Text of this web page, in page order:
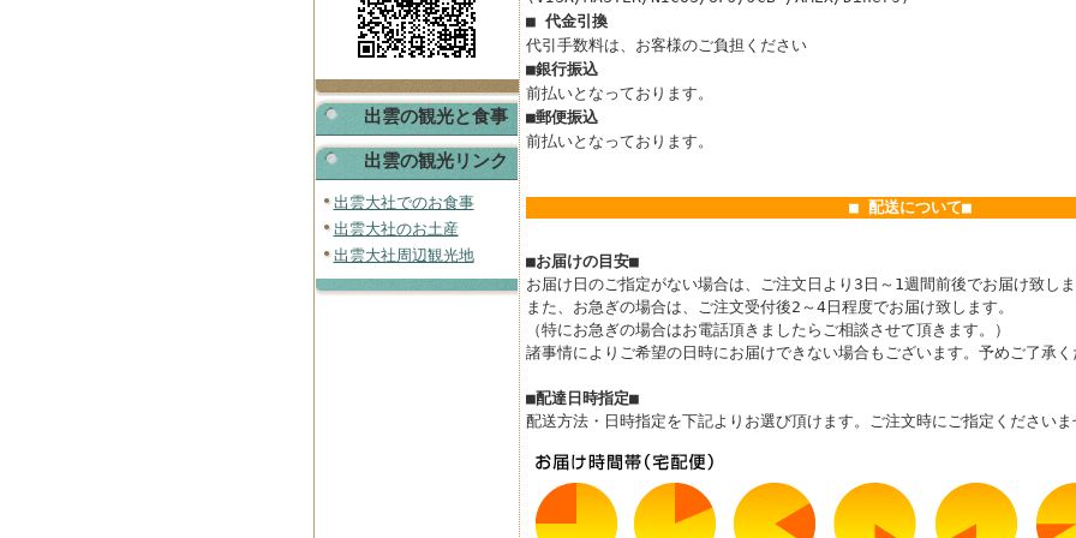
出雲の観光と食事
出雲の観光リンク
出雲大社でのお食事
出雲大社のお土産
出雲大社周辺観光地
■ 代金引換
代引手数料は、お客様のご負担ください
■銀行振込
前払いとなっております。
■郵便振込
前払いとなっております。
■ 配送について■
■お届けの目安■
お届け日のご指定がない場合は、ご注文日より3日～1週間前後でお届け致しま
また、お急ぎの場合は、ご注文受付後2～4日程度でお届け致します。
（特にお急ぎの場合はお電話頂きましたらご相談させて頂きます。）
諸事情によりご希望の日時にお届けできない場合もございます。予めご了承く
■配達日時指定■
配送方法・日時指定を下記よりお選び頂けます。ご注文時にご指定くださいま